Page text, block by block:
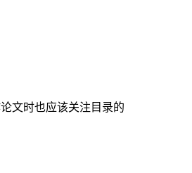
文时也应该关注目录的